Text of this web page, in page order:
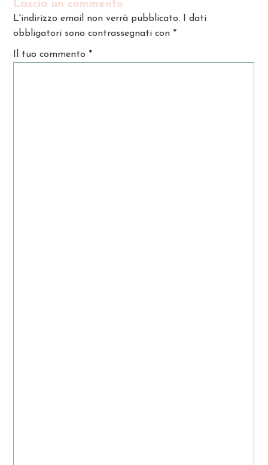
Lascia un commento
L'indirizzo email non verrà pubblicato. I dati
obbligatori sono contrassegnati con *
Il tuo commento *